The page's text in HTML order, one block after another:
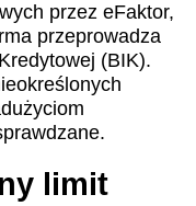
przez eFaktor,
przeprowadza
(BIK).
limit